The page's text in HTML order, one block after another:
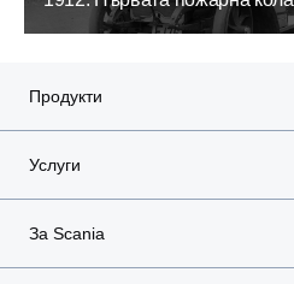
Продукти
Услуги
За Scania